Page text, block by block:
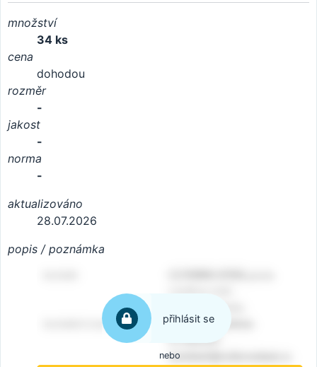
množství
34 ks
cena
dohodou
rozměr
-
jakost
-
norma
-
aktualizováno
28.07.2026
popis / poznámka
přihlásit se
nebo